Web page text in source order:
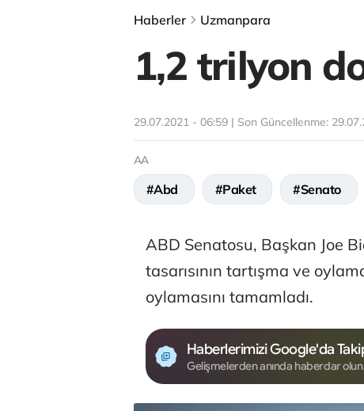
Haberler Uzmanpara
1,2 trilyon
29.07.2021 - 06:59 | Son Güncellenme:
AA
#Abd #Paket #Senato
ABD Senatosu, Başkan Joe
tasarısının tartışma ve
oylamasını tamamladı.
Haberlerimizi Google'da
Gelişmelerden anında haberdar